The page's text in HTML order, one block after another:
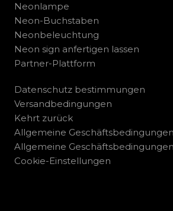
Neonlampe
Neon-Buchstaben
Neonbeleuchtung
Neon sign anfertigen lassen
Partner-Plattform
Datenschutz bestimmungen
Versandbedingungen
Kehrt zurück
Allgemeine
Allgemeine
Cookie-Einstellungen